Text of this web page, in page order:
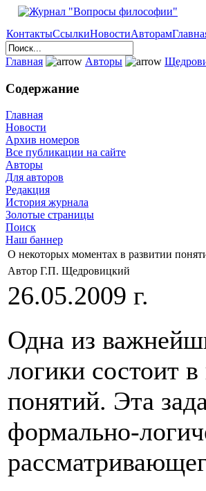
КонтактыСсылкиНовостиАвторам
Главная Авторы
Содержание
Главная
Новости
Архив номеров
Все публикации на сайте
Авторы
Для авторов
Редакция
История журнала
Золотые страницы
Поиск
Наш баннер
О некоторых моментах в развитии
Автор Г.П. Щедровицкий
26.05.2009 г.
Одна из
логики состоит
понятий. Эта
формально-